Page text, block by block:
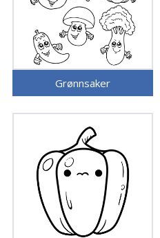
Grønnsaker